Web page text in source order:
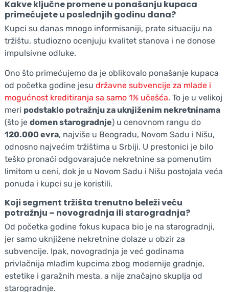
Kakve ključne promene u ponašanju kupaca
primećujete u poslednjih godinu dana?
Kupci su danas mnogo informisaniji, prate situaciju na
tržištu, studiozno ocenjuju kvalitet stanova i ne donose
impulsivne odluke.
Ono što primećujemo da je oblikovalo ponašanje kupaca
od početka godine jesu državne subvencije za mlade i
mogućnost kreditiranja sa samo 1% učešća. To je u velikoj
meri podstaklo potražnju za uknjiženim nekretninama
(što je domen starogradnje) u cenovnom rangu do
120.000 evra, najviše u Beogradu, Novom Sadu i Nišu,
odnosno najvećim tržištima u Srbiji. U prestonici je bilo
teško pronaći odgovarajuće nekretnine sa pomenutim
limitom u ceni, dok je u Novom Sadu i Nišu postojala veća
ponuda i kupci su je koristili.
Koji segment tržišta trenutno beleži veću
potražnju – novogradnja ili starogradnja?
Od početka godine fokus kupaca bio je na starogradnji,
jer samo uknjižene nekretnine dolaze u obzir za
subvencije. Ipak, novogradnja je već godinama
privlačnija mlađim kupcima zbog modernije gradnje,
estetike i garažnih mesta, a nije značajno skuplja od
starogradnje.